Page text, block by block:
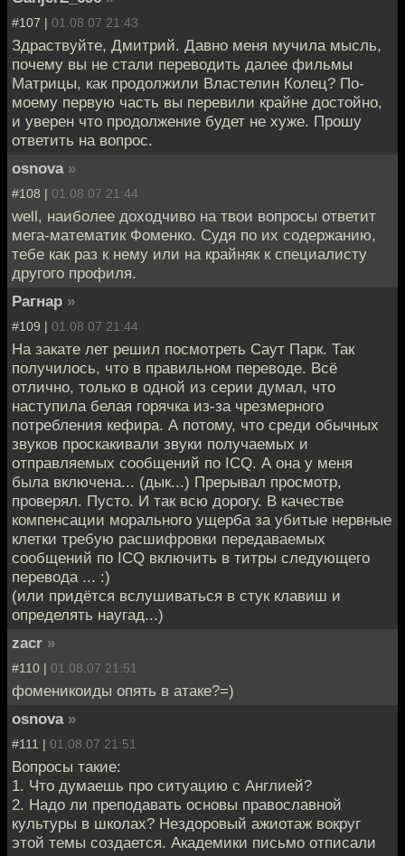
#107 | 01.08.07 21:43
Здраствуйте, Дмитрий. Давно меня мучила мысль,
почему вы не стали переводить далее фильмы
Матрицы, как продолжили Властелин Колец? По-
моему первую часть вы перевили крайне достойно,
и уверен что продолжение будет не хуже. Прошу
ответить на вопрос.
osnova »
#108 | 01.08.07 21:44
well, наиболее доходчиво на твои вопросы ответит
мега-математик Фоменко. Судя по их содержанию,
тебе как раз к нему или на крайняк к специалисту
другого профиля.
Рагнар »
#109 | 01.08.07 21:44
На закате лет решил посмотреть Саут Парк. Так
получилось, что в правильном переводе. Всё
отлично, только в одной из серии думал, что
наступила белая горячка из-за чрезмерного
потребления кефира. А потому, что среди обычных
звуков проскакивали звуки получаемых и
отправляемых сообщений по ICQ. А она у меня
была включена... (дык...) Прерывал просмотр,
проверял. Пусто. И так всю дорогу. В качестве
компенсации морального ущерба за убитые нервные
клетки требую расшифровки передаваемых
сообщений по ICQ включить в титры следующего
перевода ... :)
(или придётся вслушиваться в стук клавиш и
определять наугад...)
zacr »
#110 | 01.08.07 21:51
фоменикоиды опять в атаке?=)
osnova »
#111 | 01.08.07 21:51
Вопросы такие:
1. Что думаешь про ситуацию с Англией?
2. Надо ли преподавать основы православной
культуры в школах? Нездоровый ажиотаж вокруг
этой темы создается. Академики письмо отписали